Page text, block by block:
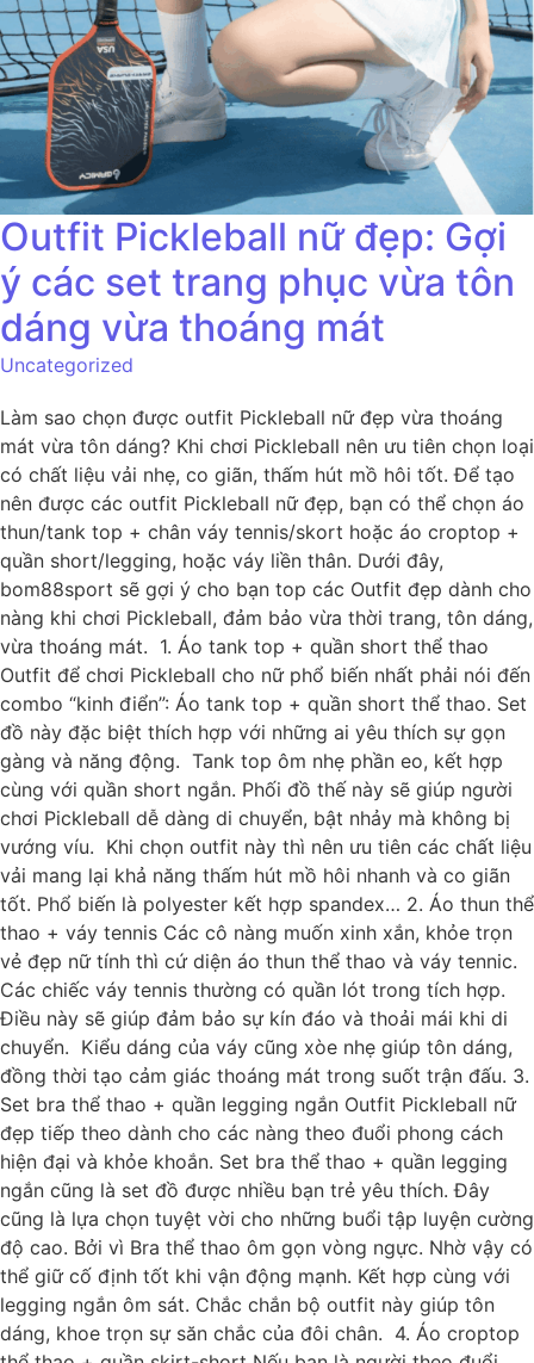
Outfit Pickleball nữ đẹp: Gợi
ý các set trang phục vừa tôn
dáng vừa thoáng mát
Uncategorized
Làm sao chọn được outfit Pickleball nữ đẹp vừa thoáng
mát vừa tôn dáng? Khi chơi Pickleball nên ưu tiên chọn loại
có chất liệu vải nhẹ, co giãn, thấm hút mồ hôi tốt. Để tạo
nên được các outfit Pickleball nữ đẹp, bạn có thể chọn áo
thun/tank top + chân váy tennis/skort hoặc áo croptop +
quần short/legging, hoặc váy liền thân. Dưới đây,
bom88sport sẽ gợi ý cho bạn top các Outfit đẹp dành cho
nàng khi chơi Pickleball, đảm bảo vừa thời trang, tôn dáng,
vừa thoáng mát. 1. Áo tank top + quần short thể thao
Outfit để chơi Pickleball cho nữ phổ biến nhất phải nói đến
combo “kinh điển”: Áo tank top + quần short thể thao. Set
đồ này đặc biệt thích hợp với những ai yêu thích sự gọn
gàng và năng động. Tank top ôm nhẹ phần eo, kết hợp
cùng với quần short ngắn. Phối đồ thế này sẽ giúp người
chơi Pickleball dễ dàng di chuyển, bật nhảy mà không bị
vướng víu. Khi chọn outfit này thì nên ưu tiên các chất liệu
vải mang lại khả năng thấm hút mồ hôi nhanh và co giãn
tốt. Phổ biến là polyester kết hợp spandex… 2. Áo thun thể
thao + váy tennis Các cô nàng muốn xinh xắn, khỏe trọn
vẻ đẹp nữ tính thì cứ diện áo thun thể thao và váy tennic.
Các chiếc váy tennis thường có quần lót trong tích hợp.
Điều này sẽ giúp đảm bảo sự kín đáo và thoải mái khi di
chuyển. Kiểu dáng của váy cũng xòe nhẹ giúp tôn dáng,
đồng thời tạo cảm giác thoáng mát trong suốt trận đấu. 3.
Set bra thể thao + quần legging ngắn Outfit Pickleball nữ
đẹp tiếp theo dành cho các nàng theo đuổi phong cách
hiện đại và khỏe khoắn. Set bra thể thao + quần legging
ngắn cũng là set đồ được nhiều bạn trẻ yêu thích. Đây
cũng là lựa chọn tuyệt vời cho những buổi tập luyện cường
độ cao. Bởi vì Bra thể thao ôm gọn vòng ngực. Nhờ vậy có
thể giữ cố định tốt khi vận động mạnh. Kết hợp cùng với
legging ngắn ôm sát. Chắc chắn bộ outfit này giúp tôn
dáng, khoe trọn sự săn chắc của đôi chân. 4. Áo croptop